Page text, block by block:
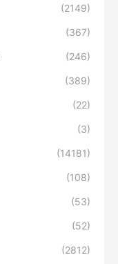
(2149)
(367)
(246)
(389)
(22)
(3)
(14181)
(108)
(53)
(52)
(2812)